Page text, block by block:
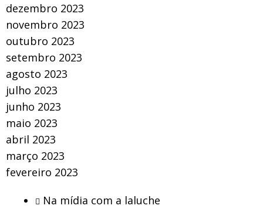
dezembro 2023
novembro 2023
outubro 2023
setembro 2023
agosto 2023
julho 2023
junho 2023
maio 2023
abril 2023
março 2023
fevereiro 2023
Na mídia com a laluche